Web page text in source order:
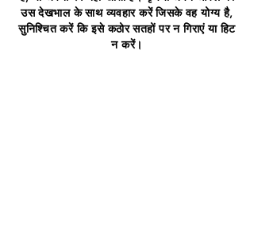
उस देखभाल के साथ व्यवहार करें जिसके वह योग्य है,
सुनिश्चित करें कि इसे कठोर सतहों पर न गिराएं या हिट
न करें।